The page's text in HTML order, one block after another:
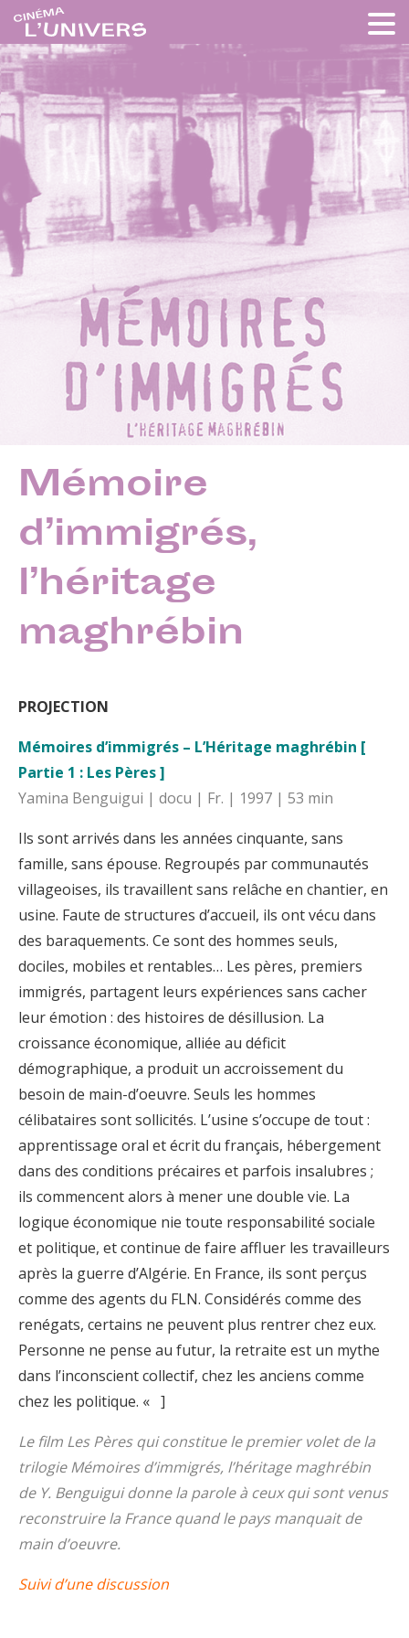
Mémoire
d’immigrés,
l’héritage
maghrébin
PROJECTION
Mémoires d’immigrés – L’Héritage maghrébin [
Partie 1 : Les Pères ]
Yamina Benguigui | docu | Fr. | 1997 | 53 min
Ils sont arrivés dans les années cinquante, sans
famille, sans épouse. Regroupés par communautés
villageoises, ils travaillent sans relâche en chantier, en
usine. Faute de structures d’accueil, ils ont vécu dans
des baraquements. Ce sont des hommes seuls,
dociles, mobiles et rentables… Les pères, premiers
immigrés, partagent leurs expériences sans cacher
leur émotion : des histoires de désillusion. La
croissance économique, alliée au déficit
démographique, a produit un accroissement du
besoin de main-d’oeuvre. Seuls les hommes
célibataires sont sollicités. L’usine s’occupe de tout :
apprentissage oral et écrit du français, hébergement
dans des conditions précaires et parfois insalubres ;
ils commencent alors à mener une double vie. La
logique économique nie toute responsabilité sociale
et politique, et continue de faire affluer les travailleurs
après la guerre d’Algérie. En France, ils sont perçus
comme des agents du FLN. Considérés comme des
renégats, certains ne peuvent plus rentrer chez eux.
Personne ne pense au futur, la retraite est un mythe
dans l’inconscient collectif, chez les anciens comme
chez les politique. « ]
Le film Les Pères qui constitue le premier volet de la
trilogie Mémoires d’immigrés, l’héritage maghrébin
de Y. Benguigui donne la parole à ceux qui sont venus
reconstruire la France quand le pays manquait de
main d’oeuvre.
Suivi d’une discussion